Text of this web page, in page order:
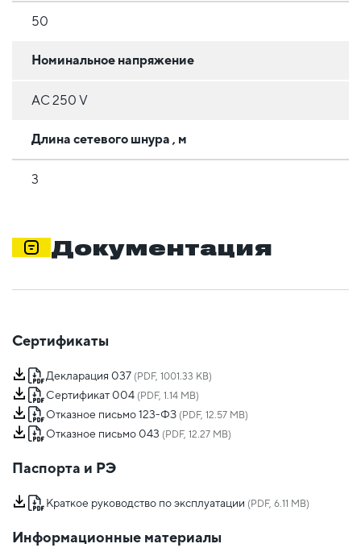
50
Номинальное напряжение
AC 250 V
Длина сетевого шнура , м
3
Документация
Сертификаты
Декларация 037 (PDF, 1001.33 KB)
Сертификат 004 (PDF, 1.14 MB)
Отказное письмо 123-ФЗ (PDF, 12.57 MB)
Отказное письмо 043 (PDF, 12.27 MB)
Паспорта и РЭ
Краткое руководство по эксплуатации (PDF, 6.11 MB)
Информационные материалы